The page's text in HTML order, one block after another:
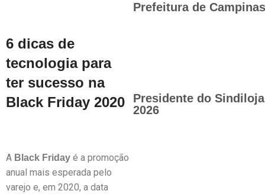
6 dicas de
tecnologia para
ter sucesso na
Black Friday 2020
A Black Friday é a promoção
anual mais esperada pelo
varejo e, em 2020, a data
Prefeitura de
Presidente do
2026